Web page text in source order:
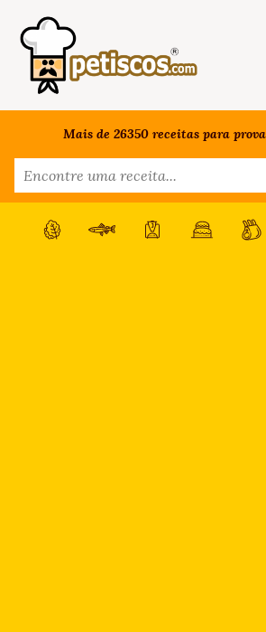
Mais de 26350 receitas para